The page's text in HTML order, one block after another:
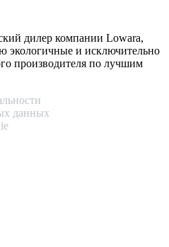
дилер компании Lowara,
экологичные и исключительно
производителя по лучшим
данных